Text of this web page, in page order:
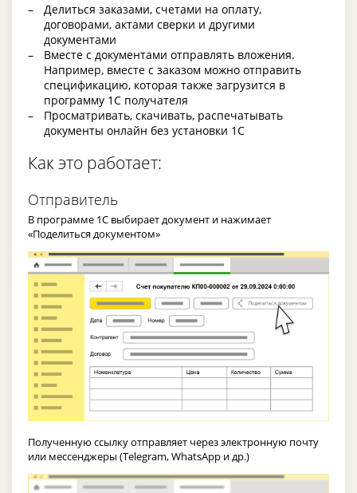
Делиться заказами, счетами на оплату,
договорами, актами сверки и другими
документами
Вместе с документами отправлять вложения.
Например, вместе с заказом можно отправить
спецификацию, которая также загрузится в
программу 1С получателя
Просматривать, скачивать, распечатывать
документы онлайн без установки 1С
Как это работает:
Отправитель
В программе 1С выбирает документ и нажимает
«Поделиться документом»
Полученную ссылку отправляет через электронную почту
или мессенджеры (Telegram, WhatsApp и др.)